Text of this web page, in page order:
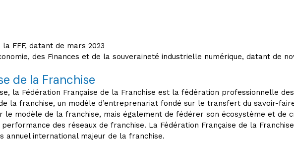
FFF, datant de mars 2023
des Finances et de la souveraineté industrielle numérique, datant de
de la Franchise
la Fédération Française de la Franchise est la fédération professionnelle
la franchise, un modèle d’entreprenariat fondé sur le transfert du savoir-
modèle de la franchise, mais également de fédérer son écosystème et de
des réseaux de franchise. La Fédération Française de la
annuel international majeur de la franchise.